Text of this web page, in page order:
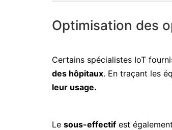
Optimisation des
Certains spécialistes IoT
des hôpitaux. En traçant les
leur usage.
Le sous-effectif est